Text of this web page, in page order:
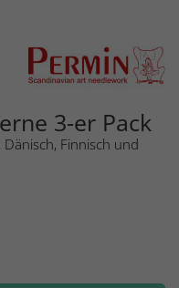
3-er Pack
Finnisch und